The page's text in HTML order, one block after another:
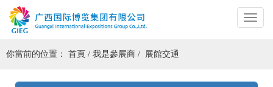
你當前的位置： 首頁 / 我是參展商 / 展館交通